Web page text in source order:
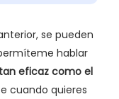
se pueden
hablar
eficaz como el
cuando quieres